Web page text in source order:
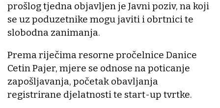
prošlog tjedna objavljen je Javni poziv, na koji
se uz poduzetnike mogu javiti i obrtnici te
slobodna zanimanja.
Prema riječima resorne pročelnice Danice
Cetin Pajer, mjere se odnose na poticanje
zapošljavanja, početak obavljanja
registrirane djelatnosti te start-up tvrtke.